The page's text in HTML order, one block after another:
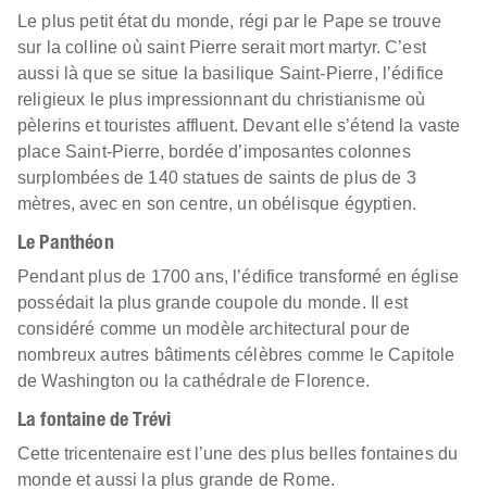
Le plus petit état du monde, régi par le Pape se trouve
sur la colline où saint Pierre serait mort martyr. C’est
aussi là que se situe la basilique Saint-Pierre, l’édifice
religieux le plus impressionnant du christianisme où
pèlerins et touristes affluent. Devant elle s’étend la vaste
place Saint-Pierre, bordée d’imposantes colonnes
surplombées de 140 statues de saints de plus de 3
mètres, avec en son centre, un obélisque égyptien.
Le Panthéon
Pendant plus de 1700 ans, l’édifice transformé en église
possédait la plus grande coupole du monde. Il est
considéré comme un modèle architectural pour de
nombreux autres bâtiments célèbres comme le Capitole
de Washington ou la cathédrale de Florence.
La fontaine de Trévi
Cette tricentenaire est l’une des plus belles fontaines du
monde et aussi la plus grande de Rome.